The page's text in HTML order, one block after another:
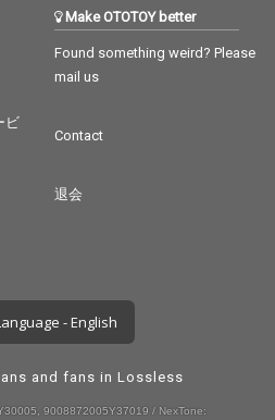
ビ
Make OTOTOY better
Found something weird? Please
mail us
Contact
退会
- English
and fans in Lossless
9008872005Y37019 / NexTone: